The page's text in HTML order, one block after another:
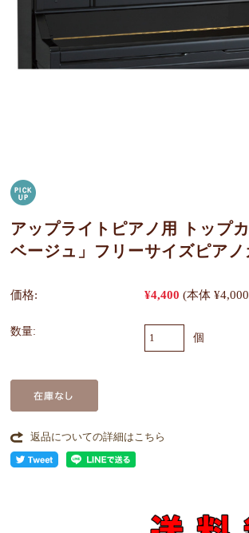
アップライトピアノ用 トップ
ベージュ」フリーサイズピアノ
価格: ¥4,400 (本体
数量:
個
返品についての詳細はこちら